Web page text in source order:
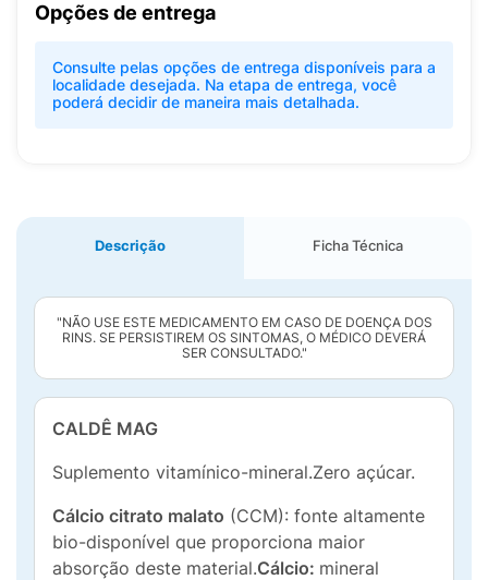
Opções de entrega
Consulte pelas opções de entrega disponíveis para a
localidade desejada. Na etapa de entrega, você
poderá decidir de maneira mais detalhada.
Descrição Ficha Técnica
"NÃO USE ESTE MEDICAMENTO EM CASO DE DOENÇA DOS
RINS. SE PERSISTIREM OS SINTOMAS, O MÉDICO DEVERÁ
SER CONSULTADO."
CALDÊ MAG
Suplemento vitamínico-mineral.Zero açúcar.
Cálcio citrato malato (CCM): fonte altamente
bio-disponível que proporciona maior
absorção deste material.Cálcio: mineral